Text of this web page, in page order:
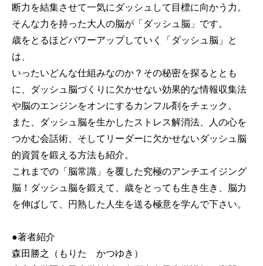
断力を結集させて一気にダッシュして目標に向かう力。
そんな力を持った大人の脳が「ダッシュ脳」です。
歳をとるほどパワーアップしていく「ダッシュ脳」と
は、
いったいどんな仕組みなのか？その秘密を探るととも
に、ダッシュ脳づくりに欠かせない効果的な情報収集法
や脳のエンジンをオンにするカンフル剤をチェック。
また、ダッシュ脳を生かしたストレス解消法、人の心を
つかむ会話術、そしてリーダーに欠かせないダッシュ脳
的資質を鍛える方法も紹介。
これまでの「脳常識」を覆した究極のアンチエイジング
脳！ダッシュ脳を鍛えて、歳をとっても生き生き、脳力
を伸ばして、円熟した人生を送る極意を学んで下さい。
●著者紹介
森田勝之（もりた かつゆき）